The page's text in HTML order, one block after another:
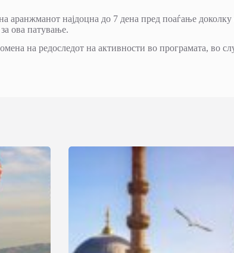
аранжманот најдоцна до 7 дена пред поаѓање доколку
ова патување.
на редоследот на активности во програмата, во